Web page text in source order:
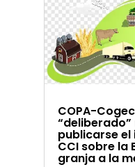
COPA-
publicarse
CCI sobre la
granja a la